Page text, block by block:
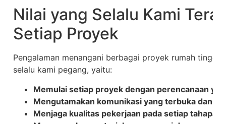
Nilai yang Selalu Kami
Setiap Proyek
Pengalaman menangani berbagai proyek rumah
selalu kami pegang, yaitu:
Memulai setiap proyek dengan perencanaan
Mengutamakan komunikasi yang terbuka dan
Menjaga kualitas pekerjaan pada setiap